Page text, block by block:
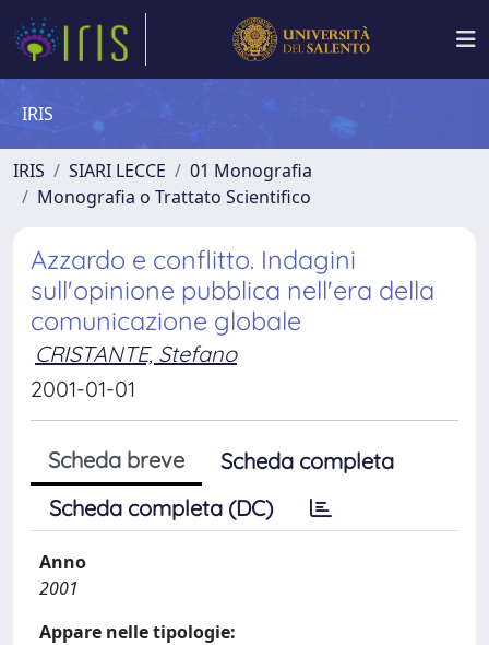
IRIS
IRIS SIARI LECCE
01 Monografia
Monografia o Trattato Scientifico
Azzardo e conflitto. Indagini
sull'opinione pubblica nell'era della
comunicazione globale
CRISTANTE, Stefano
2001-01-01
Scheda breve
Scheda completa
Scheda completa (DC)
Anno
2001
Appare nelle tipologie: